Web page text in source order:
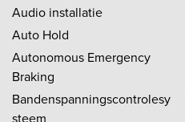
Audio installatie
Auto Hold
Autonomous Emergency
Braking
Bandenspanningscontrolesy
steem